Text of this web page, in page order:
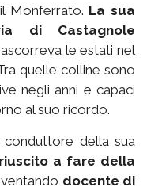
Monferrato. La sua
di Castagnole
le estati nel
quelle colline sono
negli anni e capaci
al suo ricordo.
della sua
a fare della
docente di